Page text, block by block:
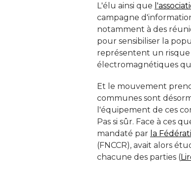
L'élu ainsi que
campagne
notamment à des
pour sensibiliser la
représentent un risque
électromagnétiques
Et le mouvement
communes sont
l'équipement de ces
Pas si sûr. Face à ces
mandaté par la
(FNCCR), avait alors
chacune des parties (